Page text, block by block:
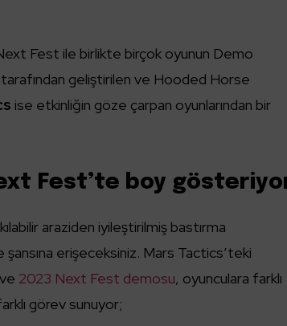
Fest ile birlikte birçok oyunun Demo
tarafından geliştirilen ve Hooded Horse
ise etkinliğin göze çarpan oyunlarından bir
Fest’te boy
araziden iyileştirilmiş bastırma
erişeceksiniz. Mars Tactics’teki
2023 Next Fest demosu, oyunculara farklı
görev sunuyor;